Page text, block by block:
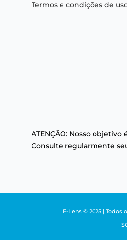
Termos e condições de
ATENÇÃO: Nosso
Consulte regularmente
E-Lens © 2025 |